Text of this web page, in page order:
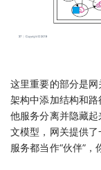
这里重要的部分是
架构中添加结构和
他服务分离并隐藏
文模型，网关提供了
服务都当作“伙伴”，